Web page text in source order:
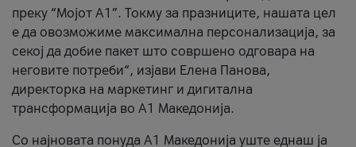
преку “Мојот А1”. Токму за празниците, нашата цел
е да овозможиме максимална персонализација, за
секој да добие пакет што совршено одговара на
неговите потреби“, изјави Елена Панова,
директорка на маркетинг и дигитална
трансформација во А1 Македонија.
Со најновата понуда А1 Македонија уште еднаш ја